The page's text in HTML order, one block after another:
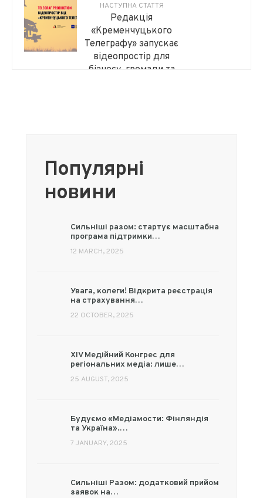
НАСТУПНА СТАТТЯ
Редакція
«Кременчуцького
Телеграфу» запускає
відеопростір для
бізнесу, громади та
Популярні
новини
Сильніші разом: стартує масштабна
програма підтримки…
12 MARCH, 2025
Увага, колеги! Відкрита реєстрація
на страхування…
22 OCTOBER, 2025
XIV Медійний Конгрес для
регіональних медіа: лише…
25 AUGUST, 2025
Будуємо «Медіамости: Фінляндія
та Україна».…
7 JANUARY, 2025
Сильніші Разом: додатковий прийом
заявок на…